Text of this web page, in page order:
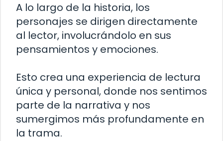
A lo largo de la historia, los
personajes se dirigen directamente
al lector, involucrándolo en sus
pensamientos y emociones.
Esto crea una experiencia de lectura
única y personal, donde nos sentimos
parte de la narrativa y nos
sumergimos más profundamente en
la trama.